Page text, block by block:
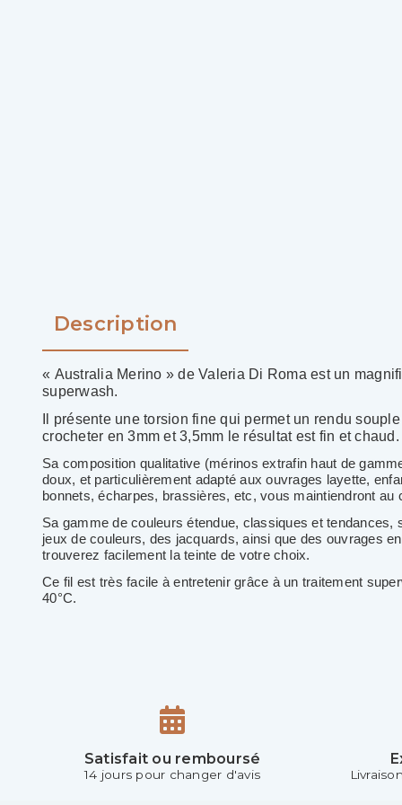
Description
« Australia Merino » de Valeria Di Roma est un
superwash.
Il présente une torsion fine qui permet un rendu
crocheter en 3mm et 3,5mm le résultat est fin et chaud.
Sa composition qualitative (mérinos extrafin haut de
doux, et particulièrement adapté aux ouvrages layette,
bonnets, écharpes, brassières, etc, vous maintiendront au
Sa gamme de couleurs étendue, classiques et tendances,
jeux de couleurs, des jacquards, ainsi que des ouvrages
trouverez facilement la teinte de votre choix.
Ce fil est très facile à entretenir grâce à un traitement
40°C.
Satisfait ou remboursé
14 jours pour changer d'avis